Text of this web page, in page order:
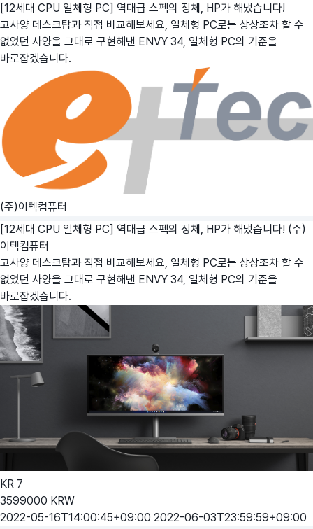
[12세대 CPU 일체형 PC] 역대급 스펙의 정체, HP가 해냈습니다!
고사양 데스크탑과 직접 비교해보세요, 일체형 PC로는 상상조차 할 수
없었던 사양을 그대로 구현해낸 ENVY 34, 일체형 PC의 기준을
바로잡겠습니다.
(주)이텍컴퓨터
[12세대 CPU 일체형 PC] 역대급 스펙의 정체, HP가 해냈습니다! (주)
이텍컴퓨터
고사양 데스크탑과 직접 비교해보세요, 일체형 PC로는 상상조차 할 수
없었던 사양을 그대로 구현해낸 ENVY 34, 일체형 PC의 기준을
바로잡겠습니다.
KR 7
3599000 KRW
2022-05-16T14:00:45+09:00 2022-06-03T23:59:59+09:00